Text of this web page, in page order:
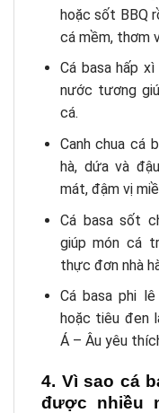
hoặc sốt BBQ
cá mềm, thơm
Cá basa hấp
nước tương
cá.
Canh chua cá
hà, dứa và
mát, đậm vị
Cá basa sốt
giúp món cá
thực đơn nhà
Cá basa phi
hoặc tiêu đen
Á – Âu yêu
4. Vì sao cá
được nhiều